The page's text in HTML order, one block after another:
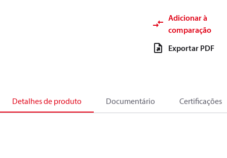
Adicionar à
comparação
Exportar PDF
Detalhes de produto Documentário Certificações